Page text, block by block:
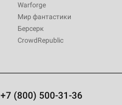
Warforge
Мир фантастики
Берсерк
CrowdRepublic
+7 (800) 500-31-36